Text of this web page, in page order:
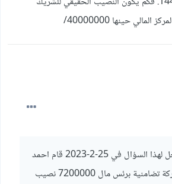
حينها 40000000/
لو سمحتوم اريد حل لهذا السؤال في 25-2-2023 قام احمد
وعبده بتاسيس شركة تضامنية برئس مال 7200000 نصيب